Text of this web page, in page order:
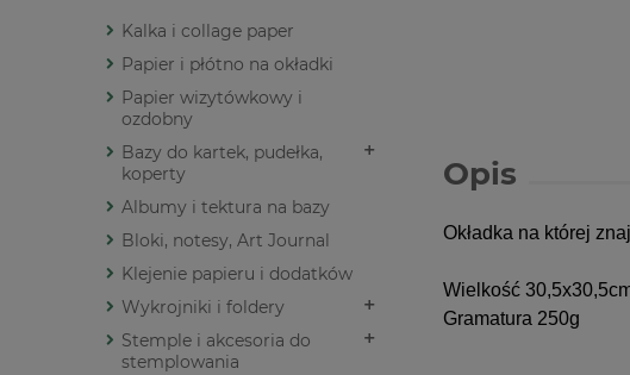
Kalka i collage paper
Papier i płótno na okładki
Papier wizytówkowy i
ozdobny
Bazy do kartek, pudełka,
koperty
Albumy i tektura na bazy
Bloki, notesy, Art Journal
Klejenie papieru i dodatków
Wykrojniki i foldery
Stemple i akcesoria do
stemplowania
Opis
Okładka na której
Wielkość
Gramatura 250g